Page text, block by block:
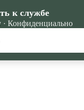
к службе
· Конфиденциально